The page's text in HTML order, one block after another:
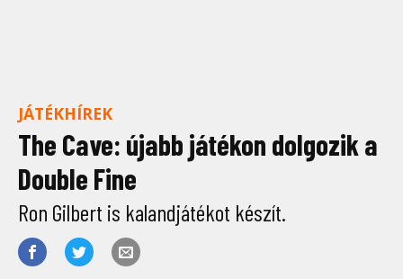
JÁTÉKHÍREK
The Cave: újabb játékon dolgozik a
Double Fine
Ron Gilbert is kalandjátékot készít.